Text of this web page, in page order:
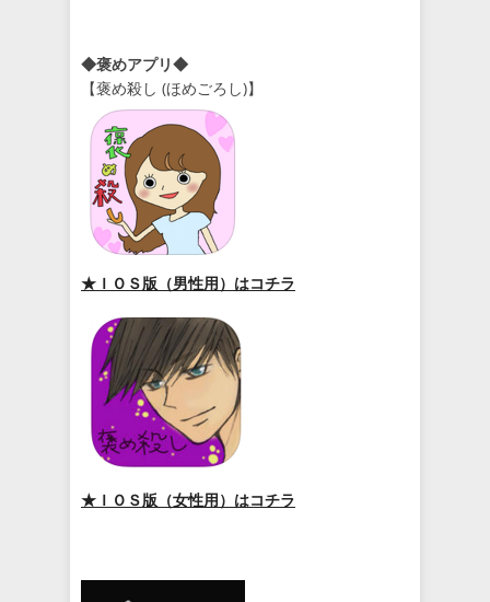
◆褒めアプリ◆
【褒め殺し (ほめごろし)】
★ＩＯＳ版（男性用）はコチラ
★ＩＯＳ版（女性用）はコチラ